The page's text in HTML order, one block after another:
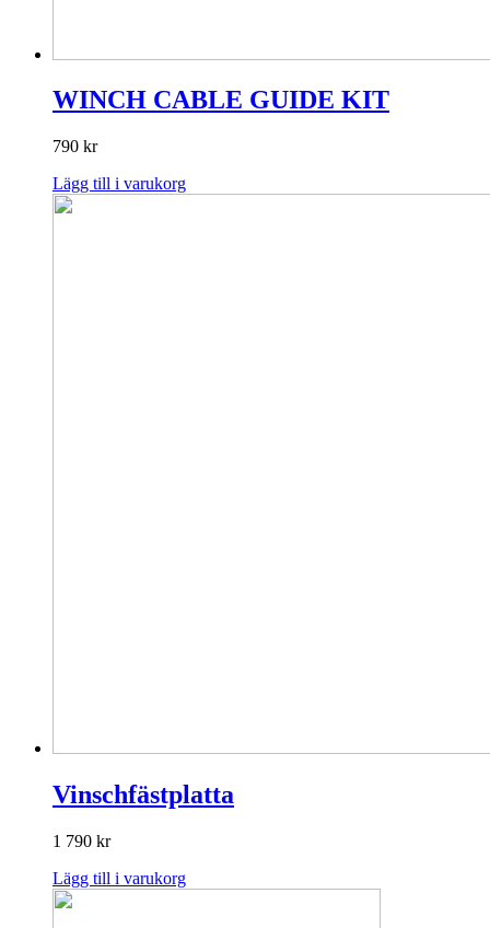
WINCH CABLE GUIDE KIT
790 kr
Lägg till i varukorg
Vinschfästplatta
1 790 kr
Lägg till i varukorg